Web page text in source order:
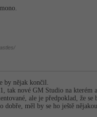
by nějak končil.
tak nové GM Studio na
ale je předpoklad, že
dobře, měl by se ho ještě